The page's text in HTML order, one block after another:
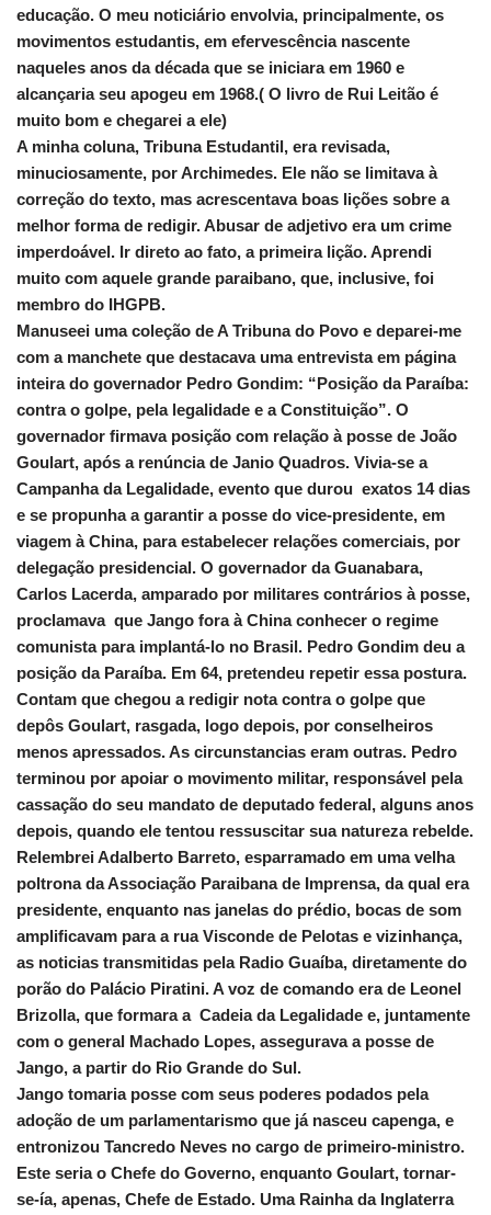
educação. O meu noticiário envolvia, principalmente, os
movimentos estudantis, em efervescência nascente
naqueles anos da década que se iniciara em 1960 e
alcançaria seu apogeu em 1968.( O livro de Rui Leitão é
muito bom e chegarei a ele)
A minha coluna, Tribuna Estudantil, era revisada,
minuciosamente, por Archimedes. Ele não se limitava à
correção do texto, mas acrescentava boas lições sobre a
melhor forma de redigir. Abusar de adjetivo era um crime
imperdoável. Ir direto ao fato, a primeira lição. Aprendi
muito com aquele grande paraibano, que, inclusive, foi
membro do IHGPB.
Manuseei uma coleção de A Tribuna do Povo e deparei-me
com a manchete que destacava uma entrevista em página
inteira do governador Pedro Gondim: “Posição da Paraíba:
contra o golpe, pela legalidade e a Constituição”. O
governador firmava posição com relação à posse de João
Goulart, após a renúncia de Janio Quadros. Vivia-se a
Campanha da Legalidade, evento que durou exatos 14 dias
e se propunha a garantir a posse do vice-presidente, em
viagem à China, para estabelecer relações comerciais, por
delegação presidencial. O governador da Guanabara,
Carlos Lacerda, amparado por militares contrários à posse,
proclamava que Jango fora à China conhecer o regime
comunista para implantá-lo no Brasil. Pedro Gondim deu a
posição da Paraíba. Em 64, pretendeu repetir essa postura.
Contam que chegou a redigir nota contra o golpe que
depôs Goulart, rasgada, logo depois, por conselheiros
menos apressados. As circunstancias eram outras. Pedro
terminou por apoiar o movimento militar, responsável pela
cassação do seu mandato de deputado federal, alguns anos
depois, quando ele tentou ressuscitar sua natureza rebelde.
Relembrei Adalberto Barreto, esparramado em uma velha
poltrona da Associação Paraibana de Imprensa, da qual era
presidente, enquanto nas janelas do prédio, bocas de som
amplificavam para a rua Visconde de Pelotas e vizinhança,
as noticias transmitidas pela Radio Guaíba, diretamente do
porão do Palácio Piratini. A voz de comando era de Leonel
Brizolla, que formara a Cadeia da Legalidade e, juntamente
com o general Machado Lopes, assegurava a posse de
Jango, a partir do Rio Grande do Sul.
Jango tomaria posse com seus poderes podados pela
adoção de um parlamentarismo que já nasceu capenga, e
entronizou Tancredo Neves no cargo de primeiro-ministro.
Este seria o Chefe do Governo, enquanto Goulart, tornar-
se-ía, apenas, Chefe de Estado. Uma Rainha da Inglaterra